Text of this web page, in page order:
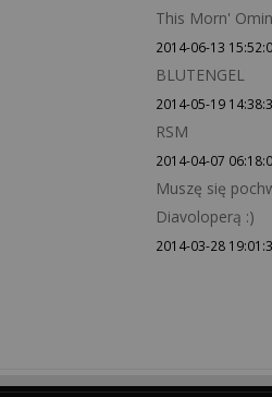
This Morn'
2014-06-13
BLUTENGEL
2014-05-19
RSM
2014-04-07
Muszę się
Diavoloperą :)
2014-03-28